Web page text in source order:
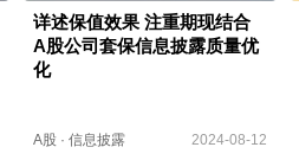
详述保值效果 注重期现结合
A股公司套保信息披露质量优
化
A股· 信息披露 2024-08-12